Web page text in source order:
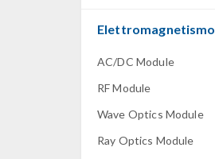
Elettromagnetismo
AC/DC Module
RF Module
Wave Optics Module
Ray Optics Module